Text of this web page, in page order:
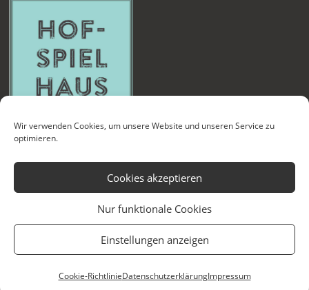
Wir verwenden Cookies, um unsere Website und unseren Service zu
optimieren.
Cookies akzeptieren
Nur funktionale Cookies
Einstellungen anzeigen
Cookie-RichtlinieDatenschutzerklärungImpressum
Kontakt Newsletter Datenschutzerklärung Impressum
Cookie-Richtlinie (EU) Technische Betreuung